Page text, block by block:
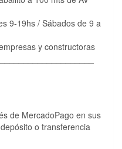
9-19hs / Sábados de 9 a
y constructoras
de MercadoPago en sus
o transferencia